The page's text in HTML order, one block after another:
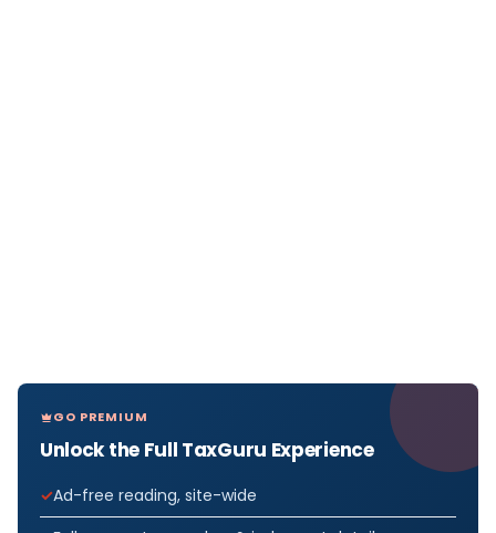
GO PREMIUM
Unlock the Full TaxGuru Experience
Ad-free reading, site-wide